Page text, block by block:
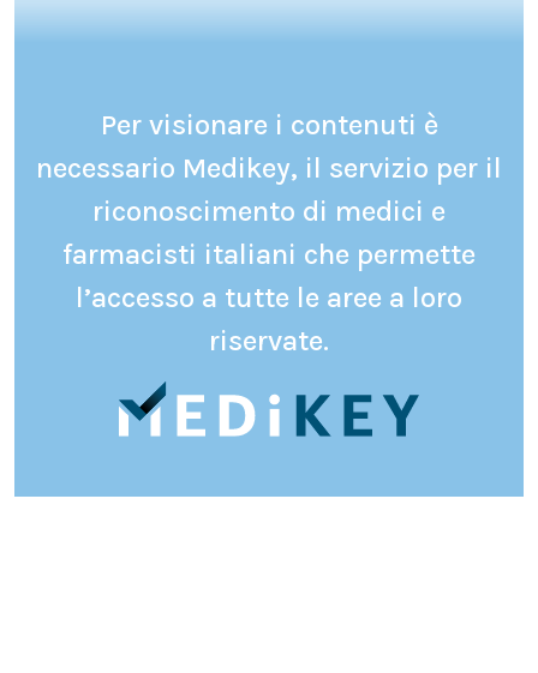
Per visionare i contenuti è
necessario Medikey, il servizio per il
riconoscimento di medici e
farmacisti italiani che permette
l’accesso a tutte le aree a loro
riservate.